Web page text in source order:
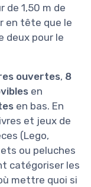
de 1,50 m de
en tête que le
deux pour le
ouvertes, 8
en
en bas. En
et jeux de
(Lego,
ou peluches
catégoriser les
mettre quoi si